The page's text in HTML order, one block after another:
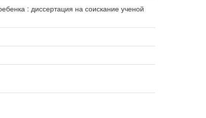
: диссертация на соискание ученой